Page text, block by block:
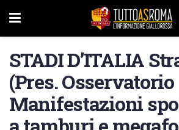
STADI D’ITALIA
(Pres. Osservatorio
Manifestazioni